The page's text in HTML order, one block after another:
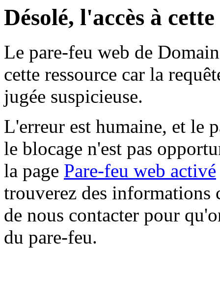
Désolé, l'accès à
Le pare-feu web de
cette ressource car la
jugée suspicieuse.
L'erreur est humaine, et le
le blocage n'est pas
la page Pare-feu web activé
trouverez des informations
de nous contacter pour
du pare-feu.